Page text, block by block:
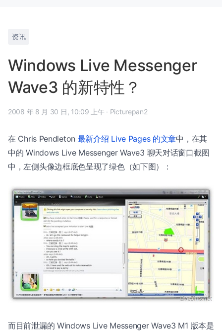
资讯
Windows Live Messenger
Wave3 的新特性？
2008 年 8 月 30 日, 10:09 上午 · Picturepan2
在 Chris Pendleton 最新介绍 Live Pages 的文章中，在其
中的 Windows Live Messenger Wave3 聊天对话窗口截图
中，左侧头像边框底色呈现了绿色（如下图）：
而目前泄漏的 Windows Live Messenger Wave3 M1 版本是